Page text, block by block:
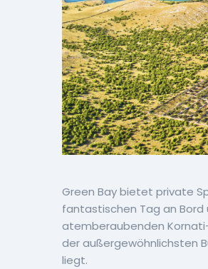
Green Bay bietet private
fantastischen Tag an Bord
atemberaubenden
der außergewöhnlichsten
liegt.